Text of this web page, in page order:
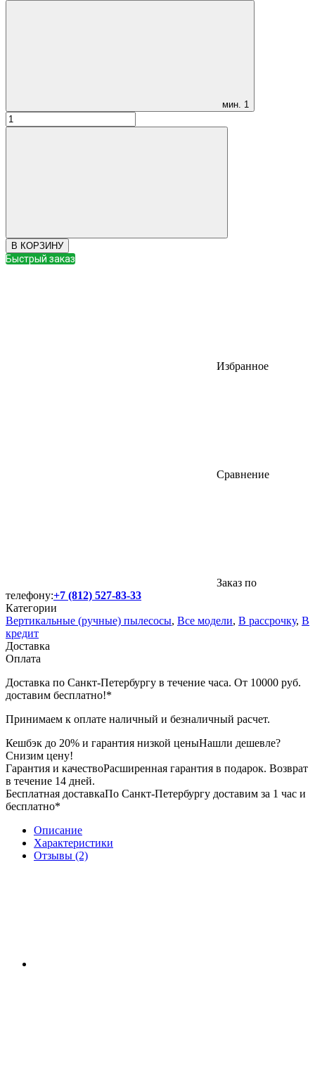
мин. 1
В КОРЗИНУ
Быстрый заказ
Избранное
Сравнение
Заказ по
телефону:+7 (812) 527-83-33
Категории
Вертикальные (ручные) пылесосы, Все модели, В рассрочку, В
кредит
Доставка
Оплата
Доставка по Санкт-Петербургу в течение часа. От 10000 руб.
доставим бесплатно!*
Принимаем к оплате наличный и безналичный расчет.
Кешбэк до 20% и гарантия низкой ценыНашли дешевле?
Снизим цену!
Гарантия и качествоРасширенная гарантия в подарок. Возврат
в течение 14 дней.
Бесплатная доставкаПо Санкт-Петербургу доставим за 1 час и
бесплатно*
Описание
Характеристики
Отзывы (2)